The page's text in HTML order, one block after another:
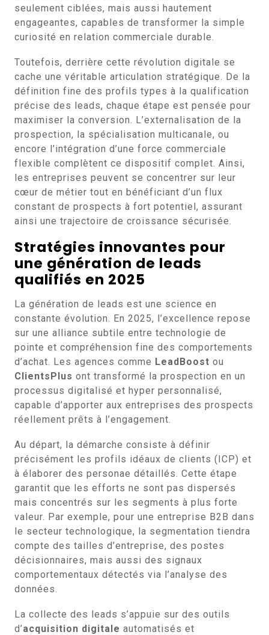
seulement ciblées, mais aussi hautement
engageantes, capables de transformer la simple
curiosité en relation commerciale durable.
Toutefois, derrière cette révolution digitale se
cache une véritable articulation stratégique. De la
définition fine des profils types à la qualification
précise des leads, chaque étape est pensée pour
maximiser la conversion. L’externalisation de la
prospection, la spécialisation multicanale, ou
encore l’intégration d’une force commerciale
flexible complètent ce dispositif complet. Ainsi,
les entreprises peuvent se concentrer sur leur
cœur de métier tout en bénéficiant d’un flux
constant de prospects à fort potentiel, assurant
ainsi une trajectoire de croissance sécurisée.
Stratégies innovantes pour
une génération de leads
qualifiés en 2025
La génération de leads est une science en
constante évolution. En 2025, l’excellence repose
sur une alliance subtile entre technologie de
pointe et compréhension fine des comportements
d’achat. Les agences comme LeadBoost ou
ClientsPlus ont transformé la prospection en un
processus digitalisé et hyper personnalisé,
capable d’apporter aux entreprises des prospects
réellement prêts à l’engagement.
Au départ, la démarche consiste à définir
précisément les profils idéaux de clients (ICP) et
à élaborer des personae détaillés. Cette étape
garantit que les efforts ne sont pas dispersés
mais concentrés sur les segments à plus forte
valeur. Par exemple, pour une entreprise B2B dans
le secteur technologique, la segmentation tiendra
compte des tailles d’entreprise, des postes
décisionnaires, mais aussi des signaux
comportementaux détectés via l’analyse des
données.
La collecte des leads s’appuie sur des outils
d’acquisition digitale automatisés et